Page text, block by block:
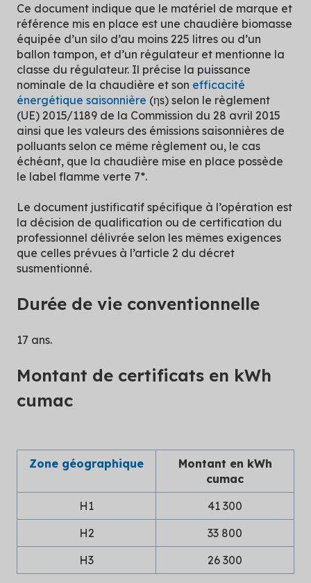
Ce document indique que le matériel de marque et
référence mis en place est une chaudière biomasse
équipée d’un silo d’au moins 225 litres ou d’un
ballon tampon, et d’un régulateur et mentionne la
classe du régulateur. Il précise la puissance
nominale de la chaudière et son efficacité
énergétique saisonnière (ηs) selon le règlement
(UE) 2015/1189 de la Commission du 28 avril 2015
ainsi que les valeurs des émissions saisonnières de
polluants selon ce même règlement ou, le cas
échéant, que la chaudière mise en place possède
le label flamme verte 7*.
Le document justificatif spécifique à l’opération est
la décision de qualification ou de certification du
professionnel délivrée selon les mêmes exigences
que celles prévues à l’article 2 du décret
susmentionné.
Durée de vie conventionnelle
17 ans.
Montant de certificats en kWh
cumac
Zone géographique
Montant en kWh
cumac
H1
41 300
H2
33 800
H3
26 300